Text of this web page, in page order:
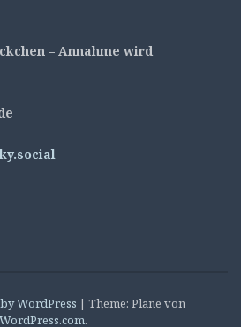
– Annahme wird
WordPress | Theme: Plane von
WordPress.com.